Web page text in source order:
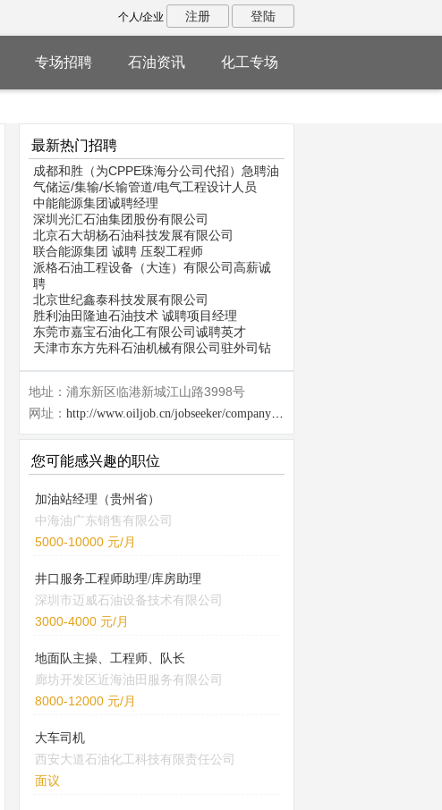
个人/企业 注册 登陆
专场招聘 石油资讯 化工专场
最新热门招聘
成都和胜（为CPPE珠海分公司代招）急聘油
气储运/集输/长输管道/电气工程设计人员
中能能源集团诚聘经理
深圳光汇石油集团股份有限公司
北京石大胡杨石油科技发展有限公司
联合能源集团 诚聘 压裂工程师
派格石油工程设备（大连）有限公司高薪诚
聘
北京世纪鑫泰科技发展有限公司
胜利油田隆迪石油技术 诚聘项目经理
东莞市嘉宝石油化工有限公司诚聘英才
天津市东方先科石油机械有限公司驻外司钻
地址：浦东新区临港新城江山路3998号
网址： http://www.oiljob.cn/jobseeker/company/22918.html
您可能感兴趣的职位
加油站经理（贵州省）
中海油广东销售有限公司
5000-10000 元/月
井口服务工程师助理/库房助理
深圳市迈威石油设备技术有限公司
3000-4000 元/月
地面队主操、工程师、队长
廊坊开发区近海油田服务有限公司
8000-12000 元/月
大车司机
西安大道石油化工科技有限责任公司
面议